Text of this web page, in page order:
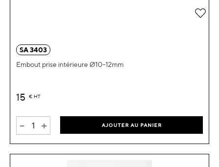
SA 3403
Embout prise intérieure Ø10-12mm
15 € HT
- + AJOUTER AU PANIER